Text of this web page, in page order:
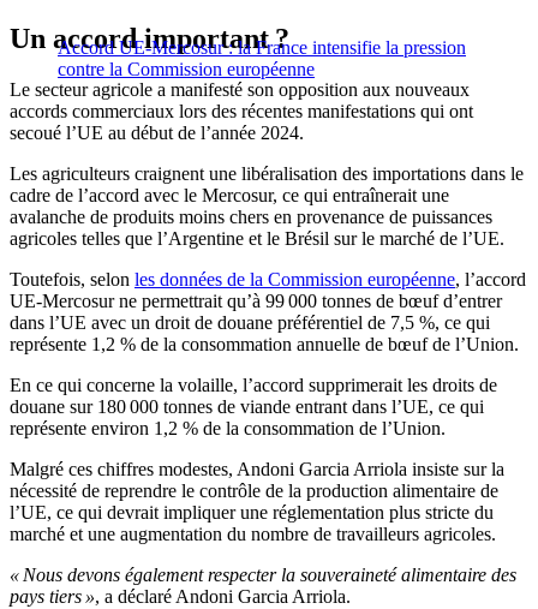
Accord UE-Mercosur : la France intensifie la pression
contre la Commission européenne
Un accord important ?
Le secteur agricole a manifesté son opposition aux nouveaux
accords commerciaux lors des récentes manifestations qui ont
secoué l’UE au début de l’année 2024.
Les agriculteurs craignent une libéralisation des importations dans le
cadre de l’accord avec le Mercosur, ce qui entraînerait une
avalanche de produits moins chers en provenance de puissances
agricoles telles que l’Argentine et le Brésil sur le marché de l’UE.
Toutefois, selon les données de la Commission européenne, l’accord
UE-Mercosur ne permettrait qu’à 99 000 tonnes de bœuf d’entrer
dans l’UE avec un droit de douane préférentiel de 7,5 %, ce qui
représente 1,2 % de la consommation annuelle de bœuf de l’Union.
En ce qui concerne la volaille, l’accord supprimerait les droits de
douane sur 180 000 tonnes de viande entrant dans l’UE, ce qui
représente environ 1,2 % de la consommation de l’Union.
Malgré ces chiffres modestes, Andoni Garcia Arriola insiste sur la
nécessité de reprendre le contrôle de la production alimentaire de
l’UE, ce qui devrait impliquer une réglementation plus stricte du
marché et une augmentation du nombre de travailleurs agricoles.
« Nous devons également respecter la souveraineté alimentaire des
pays tiers », a déclaré Andoni Garcia Arriola.